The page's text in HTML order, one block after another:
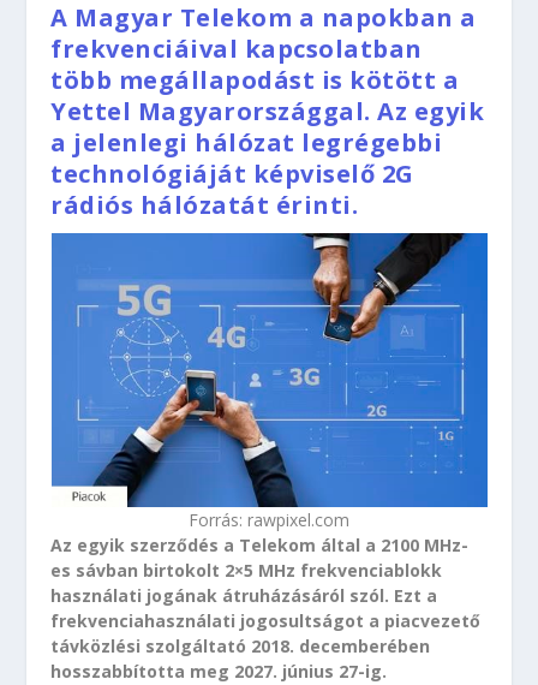
A Magyar Telekom a napokban a
frekvenciáival kapcsolatban
több megállapodást is kötött a
Yettel Magyarországgal. Az egyik
a jelenlegi hálózat legrégebbi
technológiáját képviselő 2G
rádiós hálózatát érinti.
Forrás: rawpixel.com
Az egyik szerződés a Telekom által a 2100 MHz-
es sávban birtokolt 2×5 MHz frekvenciablokk
használati jogának átruházásáról szól. Ezt a
frekvenciahasználati jogosultságot a piacvezető
távközlési szolgáltató 2018. decemberében
hosszabbította meg 2027. június 27-ig.